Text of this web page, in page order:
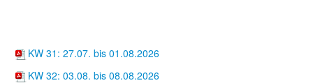
KW 31: 27.07. bis 01.08.2026
KW 32: 03.08. bis 08.08.2026